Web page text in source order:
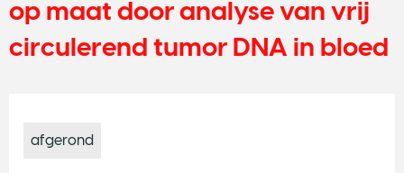
op maat door analyse van vrij
circulerend tumor DNA in bloed
afgerond